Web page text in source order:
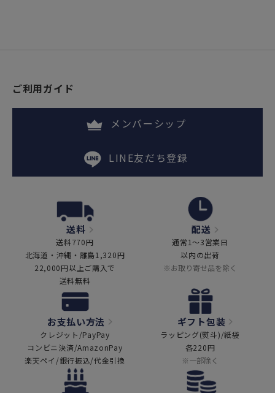
ご利用ガイド
メンバーシップ
LINE友だち登録
送料
送料770円
北海道・沖縄・離島1,320円
22,000円以上ご購入で
送料無料
配送
通常1～3営業日
以内の出荷
※お取り寄せ品を除く
お支払い方法
クレジット/PayPay
コンビニ決済/AmazonPay
楽天ペイ/銀行振込/代金引換
ギフト包装
ラッピング(熨斗)/紙袋
各220円
※一部除く